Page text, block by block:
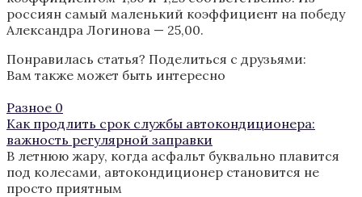
россиян самый маленький коэффициент на победу
Александра Логинова — 25,00.
Понравилась статья? Поделиться с друзьями:
Вам также может быть интересно
Разное 0
Как продлить срок службы автокондиционера:
важность регулярной заправки
В летнюю жару, когда асфальт буквально плавится
под колесами, автокондиционер становится не
просто приятным